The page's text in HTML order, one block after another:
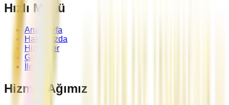
Hızlı Menü
Ana Sayfa
Hakkımızda
Hizmetler
Galeri
İletişim
Hizmet Ağımız